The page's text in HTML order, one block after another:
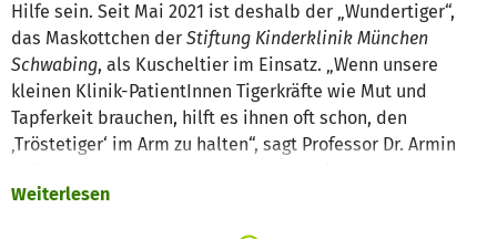
Hilfe sein. Seit Mai 2021 ist deshalb der „Wundertiger“,
das Maskottchen der Stiftung Kinderklinik München
Schwabing, als Kuscheltier im Einsatz. „Wenn unsere
kleinen Klinik-PatientInnen Tigerkräfte wie Mut und
Tapferkeit brauchen, hilft es ihnen oft schon, den
‚Tröstetiger‘ im Arm zu halten“, sagt Professor Dr. Armin
Stiftung Kinderklinik München Schwabing
Weiterlesen